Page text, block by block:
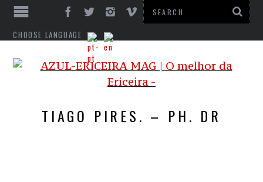
CHOOSE LANGUAGE
TIAGO PIRES. – PH. DR